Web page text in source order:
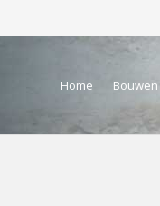
Home Bouwen